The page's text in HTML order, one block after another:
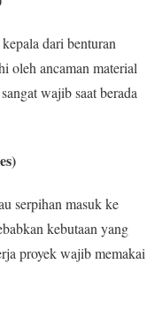
dari benturan
oleh ancaman material
wajib saat berada
serpihan masuk ke
kebutaan yang
proyek wajib memakai